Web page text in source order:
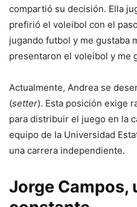
compartió su decisión. Ella
prefirió el voleibol con el
jugando futbol y me gustaba
presentaron el voleibol y me
Actualmente, Andrea se
(setter). Esta posición exige
para distribuir el juego en la
equipo de la Universidad
una carrera independiente.
Jorge Campos,